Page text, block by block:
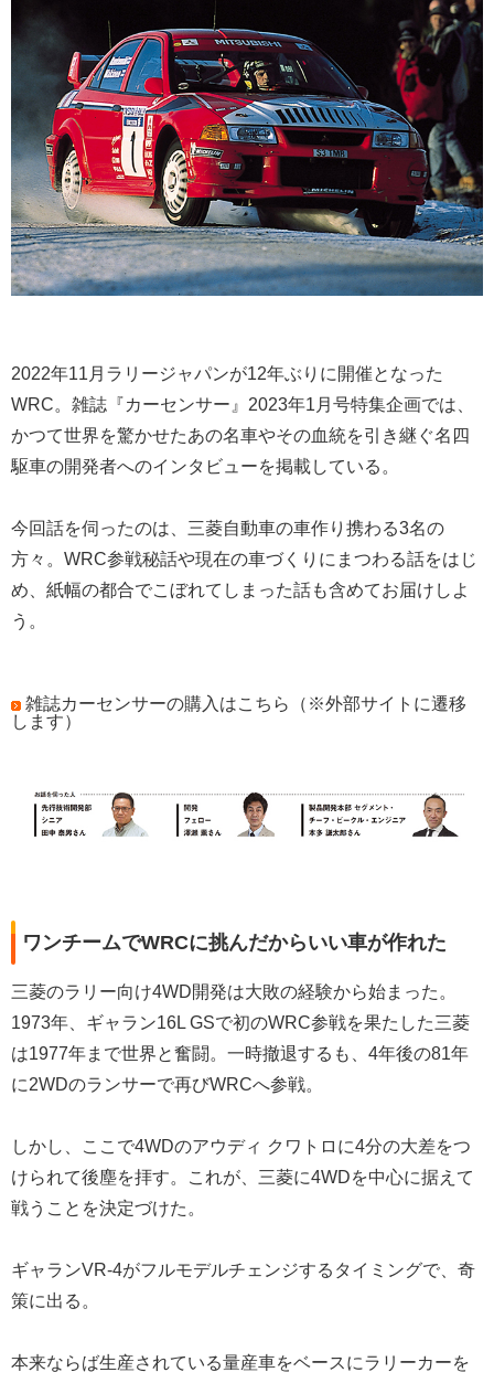
2022年11月ラリージャパンが12年ぶりに開催となった
WRC。雑誌『カーセンサー』2023年1月号特集企画では、
かつて世界を驚かせたあの名車やその血統を引き継ぐ名四
駆車の開発者へのインタビューを掲載している。
今回話を伺ったのは、三菱自動車の車作り携わる3名の
方々。WRC参戦秘話や現在の車づくりにまつわる話をはじ
め、紙幅の都合でこぼれてしまった話も含めてお届けしよ
う。
雑誌カーセンサーの購入はこちら（※外部サイトに遷移
します）
ワンチームでWRCに挑んだからいい車が作れた
三菱のラリー向け4WD開発は大敗の経験から始まった。
1973年、ギャラン16L GSで初のWRC参戦を果たした三菱
は1977年まで世界と奮闘。一時撤退するも、4年後の81年
に2WDのランサーで再びWRCへ参戦。
しかし、ここで4WDのアウディ クワトロに4分の大差をつ
けられて後塵を拝す。これが、三菱に4WDを中心に据えて
戦うことを決定づけた。
ギャランVR-4がフルモデルチェンジするタイミングで、奇
策に出る。
本来ならば生産されている量産車をベースにラリーカーを